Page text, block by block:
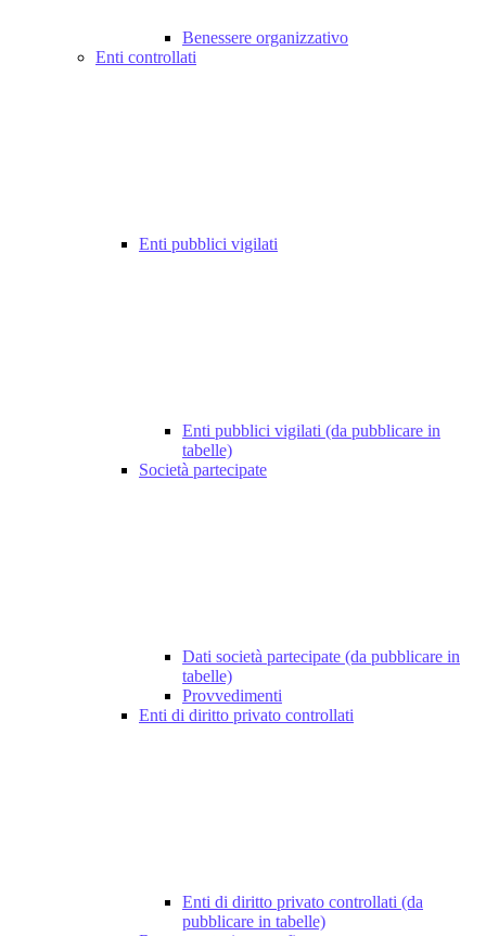
Benessere organizzativo
Enti controllati
Enti pubblici vigilati
Enti pubblici vigilati (da pubblicare in
tabelle)
Società partecipate
Dati società partecipate (da pubblicare in
tabelle)
Provvedimenti
Enti di diritto privato controllati
Enti di diritto privato controllati (da
pubblicare in tabelle)